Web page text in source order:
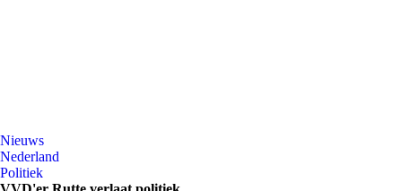
Nieuws
Nederland
Politiek